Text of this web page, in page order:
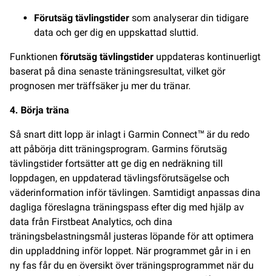
Förutsäg tävlingstider som analyserar din tidigare
data och ger dig en uppskattad sluttid.
Funktionen förutsäg tävlingstider uppdateras kontinuerligt
baserat på dina senaste träningsresultat, vilket gör
prognosen mer träffsäker ju mer du tränar.
4. Börja träna
Så snart ditt lopp är inlagt i Garmin Connect™ är du redo
att påbörja ditt träningsprogram. Garmins förutsäg
tävlingstider fortsätter att ge dig en nedräkning till
loppdagen, en uppdaterad tävlingsförutsägelse och
väderinformation inför tävlingen. Samtidigt anpassas dina
dagliga föreslagna träningspass efter dig med hjälp av
data från Firstbeat Analytics, och dina
träningsbelastningsmål justeras löpande för att optimera
din uppladdning inför loppet. När programmet går in i en
ny fas får du en översikt över träningsprogrammet när du